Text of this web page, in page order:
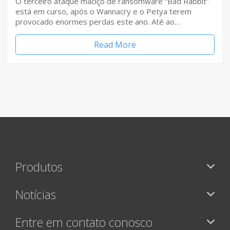
está em curso, após o Wannacry e o Petya terem
provocado enormes perdas este ano. Até ao…
Read More
Produtos
Notícias
Entre em contato conosco